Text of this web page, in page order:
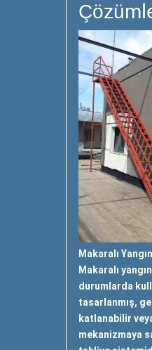
Makaralı
Makaralı
durumlarda
tasarlanmış,
katlanabilir
mekanizmaya